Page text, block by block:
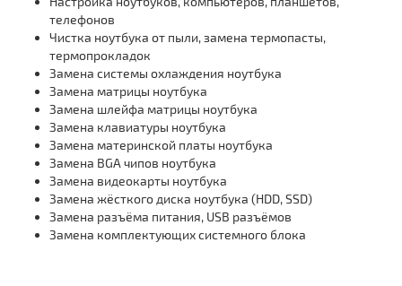
телефонов
Чистка ноутбука от пыли, замена термопасты,
термопрокладок
Замена системы охлаждения ноутбука
Замена матрицы ноутбука
Замена шлейфа матрицы ноутбука
Замена клавиатуры ноутбука
Замена материнской платы ноутбука
Замена BGA чипов ноутбука
Замена видеокарты ноутбука
Замена жёсткого диска ноутбука (HDD, SSD)
Замена разъёма питания, USB разъёмов
Замена комплектующих системного блока